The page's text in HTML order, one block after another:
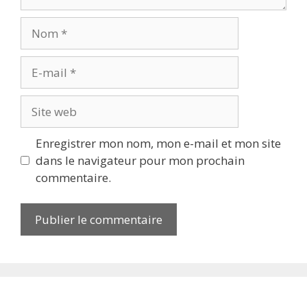
Enregistrer mon nom, mon e-mail et mon site
dans le navigateur pour mon prochain
commentaire.